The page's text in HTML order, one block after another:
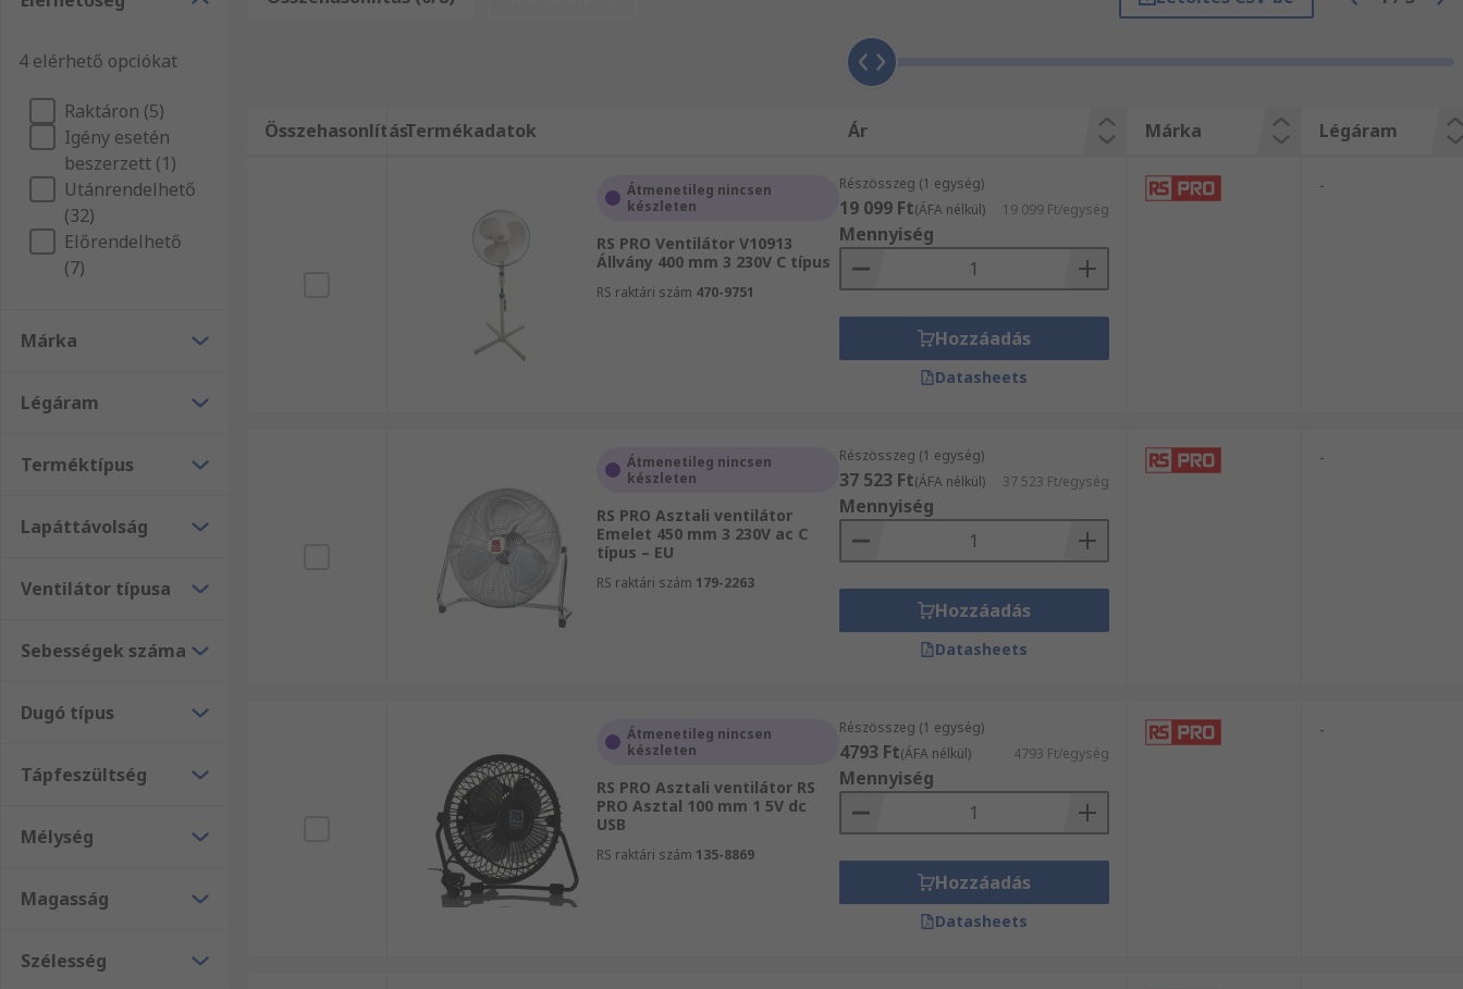
Elektromos berendezések, automatikai alkatrészek és kábelek teljes kínálatából válogathat. Válogasson kínálatunkból és győződjön meg Ön is kitűnő
szolgáltatásainkról! Akár Asztali és hordozható ventilátorok átfogó kínálatából vásárol nagy tételben, vagy csupán egy-egy árucikket rendel,
mindenképpen részesülhet a másnapi kiszállítás előnyeiben. Fedezze HVAC (fűtés, szellőztetés és klimatizálás) területén jelentkező ígényét az RS-sel!
4 elérhető opciókat
Raktáron (5)
Igény esetén
beszerzett (1)
Utánrendelhető
(32)
Előrendelhető
(7)
Márka
Légáram
Terméktípus
Lapáttávolság
Ventilátor típusa
Sebességek száma
Dugó típus
Tápfeszültség
Mélység
Magasság
Szélesség
ÖsszehasonlításTermékadatok Ár Márka Légáram
Átmenetileg nincsen
készleten
RS PRO Ventilátor V10913
Állvány 400 mm 3 230V C típus
RS raktári szám 470-9751
Részösszeg (1 egység)
19 099 Ft(ÁFA nélkül) 19 099 Ft/egység
Mennyiség
Hozzáadás
Datasheets
-
Átmenetileg nincsen
készleten
RS PRO Asztali ventilátor
Emelet 450 mm 3 230V ac C
típus – EU
RS raktári szám 179-2263
Részösszeg (1 egység)
37 523 Ft(ÁFA nélkül) 37 523 Ft/egység
Mennyiség
Hozzáadás
Datasheets
-
Átmenetileg nincsen
készleten
RS PRO Asztali ventilátor RS
PRO Asztal 100 mm 1 5V dc
USB
RS raktári szám 135-8869
Részösszeg (1 egység)
4793 Ft(ÁFA nélkül) 4793 Ft/egység
Mennyiség
Hozzáadás
Datasheets
-